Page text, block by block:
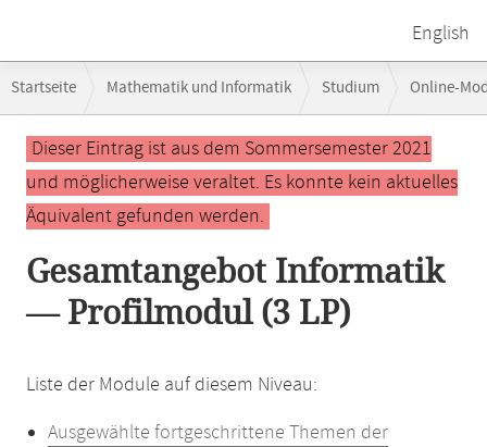
English
Navigation
Startseite Mathematik und Informatik Studium Online-
Hauptinhalt
Dieser Eintrag ist aus dem Sommersemester 2021
und möglicherweise veraltet. Es konnte kein aktuelles
Äquivalent gefunden werden.
Gesamtangebot Informatik
— Profilmodul (3 LP)
Liste der Module auf diesem Niveau:
Ausgewählte fortgeschrittene Themen der